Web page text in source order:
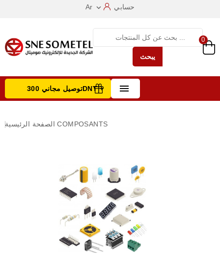
Ar  حسابي
يبحث
0
 توصيل مجاني 300DNT +
الصفحة الرئيسية COMPOSANTS